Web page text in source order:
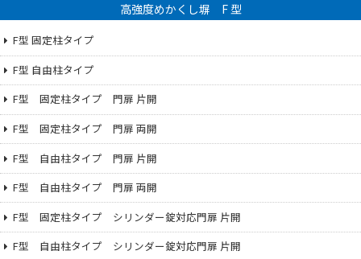
高強度めかくし塀 F 型
F型 固定柱タイプ
F型 自由柱タイプ
F型 固定柱タイプ 門扉 片開
F型 固定柱タイプ 門扉 両開
F型 自由柱タイプ 門扉 片開
F型 自由柱タイプ 門扉 両開
F型 固定柱タイプ シリンダー錠対応門扉 片開
F型 自由柱タイプ シリンダー錠対応門扉 片開